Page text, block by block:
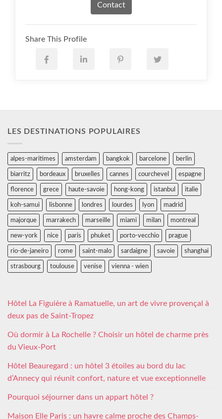
Contact
Share This Profile
LES DESTINATIONS POPULAIRES
alpes-maritimes amsterdam bangkok barcelone berlin
biarritz bordeaux bruxelles cannes courchevel espagne
florence grece haute-savoie hong-kong istanbul italie
koh-samui lisbonne londres lourdes lyon madrid
majorque marrakech marseille miami milan montreal
new-york nice paris phuket porto-vecchio prague
rio-de-janeiro rome saint-malo sardaigne savoie shanghai
strasbourg toulouse venise vienna - wien
Hôtel La Figuière à Ramatuelle, un art de vivre provençal à
deux pas de Saint-Tropez
Où dormir à La Rochelle ? Choisir un hôtel de charme près
du Vieux-Port
Hôtel Beauregard : un hôtel 3 étoiles au bord du lac
d’Annecy qui réunit confort, nature et vue exceptionnelle
Pourquoi séjourner dans un appart hôtel ?
Maison Elle Paris : un havre calme proche des Champs-